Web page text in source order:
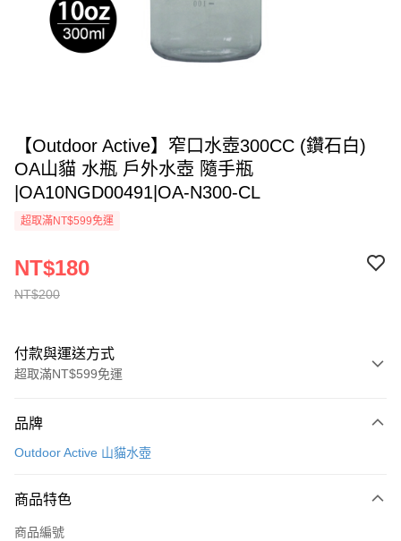
【Outdoor Active】窄口水壺300CC (鑽石白)
OA山貓 水瓶 戶外水壺 隨手瓶
|OA10NGD00491|OA-N300-CL
超取滿NT$599免運
NT$200
NT$180
付款與運送方式
超取滿NT$599免運
信用卡一次付款
LINE Pay
Apple Pay
品牌
Outdoor Active 山貓水壺
商品特色
商品編號